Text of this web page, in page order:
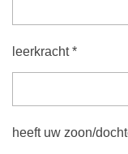
leerkracht *
heeft uw zoon/